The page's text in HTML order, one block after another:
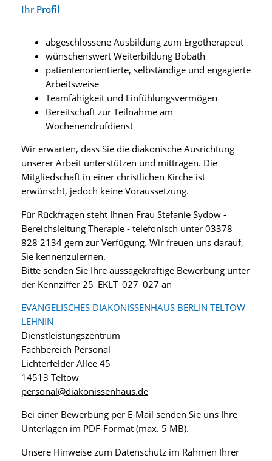
Ihr Profil
abgeschlossene Ausbildung zum Ergotherapeut
wünschenswert Weiterbildung Bobath
patientenorientierte, selbständige und engagierte
Arbeitsweise
Teamfähigkeit und Einfühlungsvermögen
Bereitschaft zur Teilnahme am
Wochenendrufdienst
Wir erwarten, dass Sie die diakonische Ausrichtung
unserer Arbeit unterstützen und mittragen. Die
Mitgliedschaft in einer christlichen Kirche ist
erwünscht, jedoch keine Voraussetzung.
Für Rückfragen steht Ihnen Frau Stefanie Sydow -
Bereichsleitung Therapie - telefonisch unter 03378
828 2134 gern zur Verfügung. Wir freuen uns darauf,
Sie kennenzulernen.
Bitte senden Sie Ihre aussagekräftige Bewerbung unter
der Kennziffer 25_EKLT_027_027 an
EVANGELISCHES DIAKONISSENHAUS BERLIN TELTOW
LEHNIN
Dienstleistungszentrum
Fachbereich Personal
Lichterfelder Allee 45
14513 Teltow
personal@diakonissenhaus.de
Bei einer Bewerbung per E-Mail senden Sie uns Ihre
Unterlagen im PDF-Format (max. 5 MB).
Unsere Hinweise zum Datenschutz im Rahmen Ihrer